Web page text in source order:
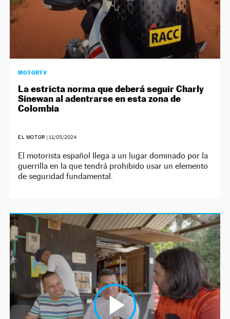
MOTORTV
La estricta norma que deberá seguir Charly
Sinewan al adentrarse en esta zona de
Colombia
EL MOTOR | 11/05/2024
El motorista español llega a un lugar dominado por la
guerrilla en la que tendrá prohibido usar un elemento
de seguridad fundamental.